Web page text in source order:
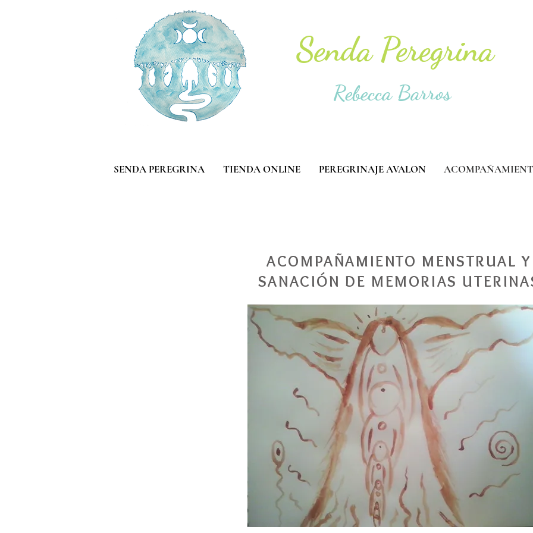
Senda Peregrina
Rebecca Barros
SENDA PEREGRINA TIENDA ONLINE PEREGRINAJE AVALON
ACOMPAÑAMIENTO MENSTRUAL Y
SANACIÓN DE MEMORIAS